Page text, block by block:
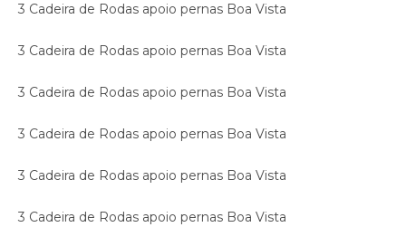
3 Cadeira de Rodas apoio pernas Boa Vista
3 Cadeira de Rodas apoio pernas Boa Vista
3 Cadeira de Rodas apoio pernas Boa Vista
3 Cadeira de Rodas apoio pernas Boa Vista
3 Cadeira de Rodas apoio pernas Boa Vista
3 Cadeira de Rodas apoio pernas Boa Vista